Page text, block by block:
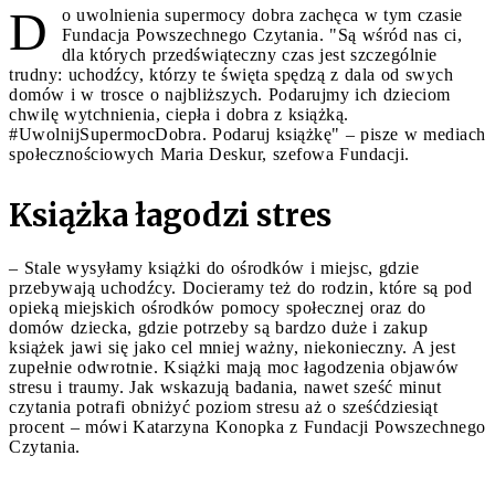
D
o uwolnienia supermocy dobra zachęca w tym czasie
Fundacja Powszechnego Czytania. "Są wśród nas ci,
dla których przedświąteczny czas jest szczególnie
trudny: uchodźcy, którzy te święta spędzą z dala od swych
domów i w trosce o najbliższych. Podarujmy ich dzieciom
chwilę wytchnienia, ciepła i dobra z książką.
#UwolnijSupermocDobra. Podaruj książkę" – pisze w mediach
społecznościowych Maria Deskur, szefowa Fundacji.
Książka łagodzi stres
– Stale wysyłamy książki do ośrodków i miejsc, gdzie
przebywają uchodźcy. Docieramy też do rodzin, które są pod
opieką miejskich ośrodków pomocy społecznej oraz do
domów dziecka, gdzie potrzeby są bardzo duże i zakup
książek jawi się jako cel mniej ważny, niekonieczny. A jest
zupełnie odwrotnie. Książki mają moc łagodzenia objawów
stresu i traumy. Jak wskazują badania, nawet sześć minut
czytania potrafi obniżyć poziom stresu aż o sześćdziesiąt
procent – mówi Katarzyna Konopka z Fundacji Powszechnego
Czytania.